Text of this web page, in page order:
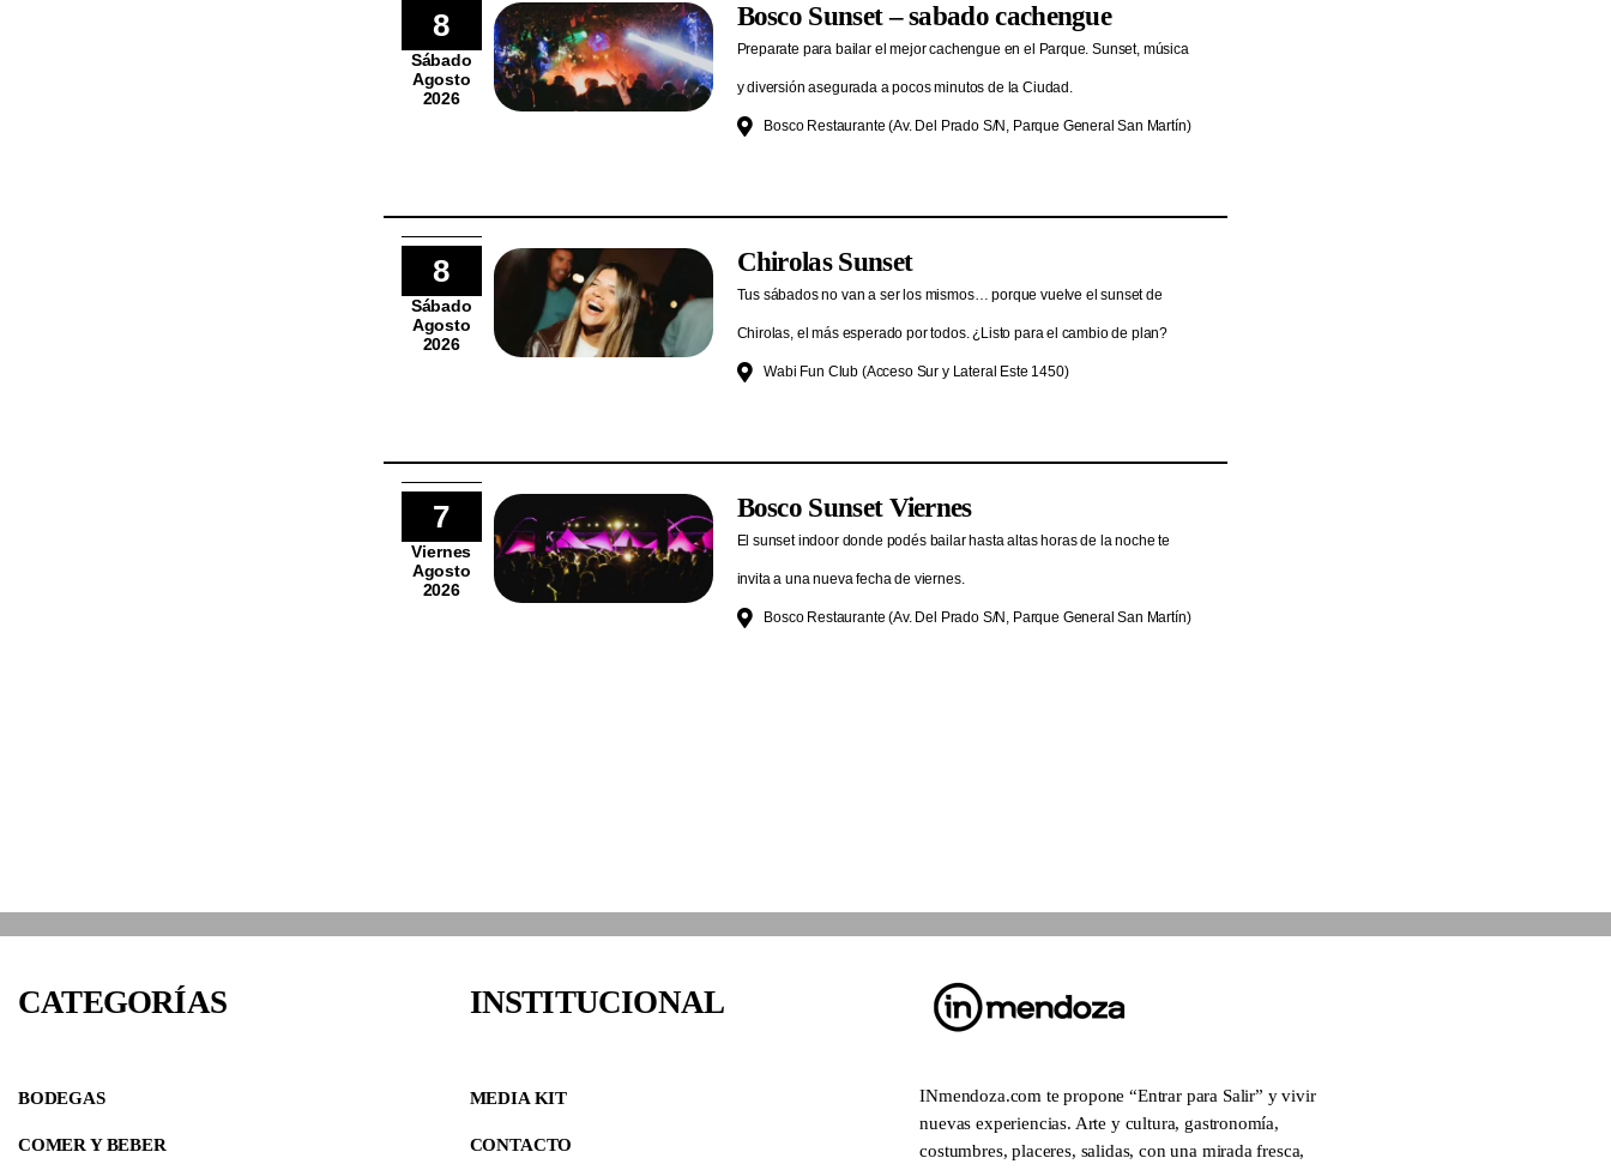
8
Sábado
Agosto
2026
Bosco Sunset – sabado cachengue
Preparate para bailar el mejor cachengue en el Parque. Sunset, música
y diversión asegurada a pocos minutos de la Ciudad.
Bosco Restaurante (Av. Del Prado S/N, Parque General San Martín)
8
Sábado
Agosto
2026
Chirolas Sunset
Tus sábados no van a ser los mismos… porque vuelve el sunset de
Chirolas, el más esperado por todos. ¿Listo para el cambio de plan?
Wabi Fun Club (Acceso Sur y Lateral Este 1450)
7
Viernes
Agosto
2026
Bosco Sunset Viernes
El sunset indoor donde podés bailar hasta altas horas de la noche te
invita a una nueva fecha de viernes.
Bosco Restaurante (Av. Del Prado S/N, Parque General San Martín)
CATEGORÍAS
BODEGAS
COMER Y BEBER
INSTITUCIONAL
MEDIA KIT
CONTACTO
INmendoza.com te propone “Entrar para Salir” y vivir
nuevas experiencias. Arte y cultura, gastronomía,
costumbres, placeres, salidas, con una mirada fresca,